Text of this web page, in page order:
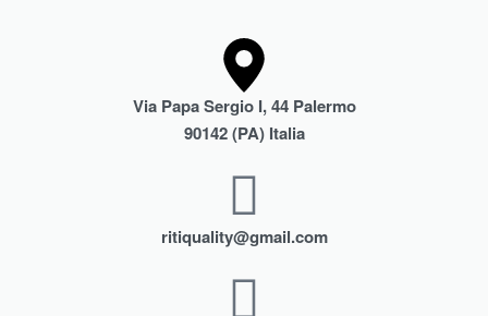
Via Papa Sergio I, 44 Palermo
90142 (PA) Italia
ritiquality@gmail.com